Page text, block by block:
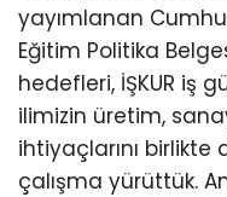
yayımlanan
Eğitim Politika
hedefleri, İŞKUR iş
ilimizin üretim,
ihtiyaçlarını birlikte
çalışma yürüttük.